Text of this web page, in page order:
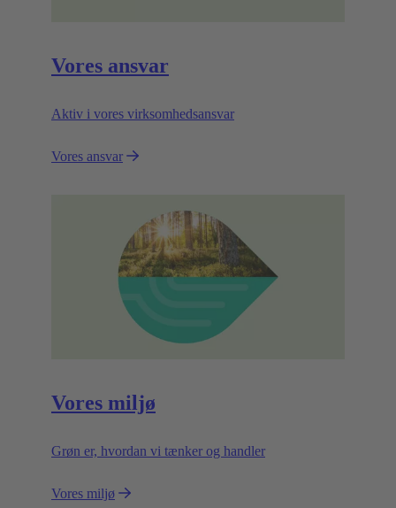
Vores ansvar
Aktiv i vores virksomhedsansvar
Vores ansvar
Vores miljø
Grøn er, hvordan vi tænker og handler
Vores miljø